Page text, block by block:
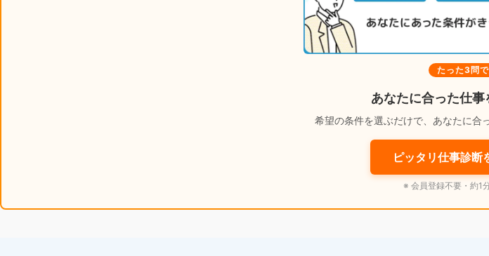
たった3問
あなたに合った仕事
希望の条件を選ぶだけで、あなたに合
ピッタリ仕事診
※ 会員登録不要・約1